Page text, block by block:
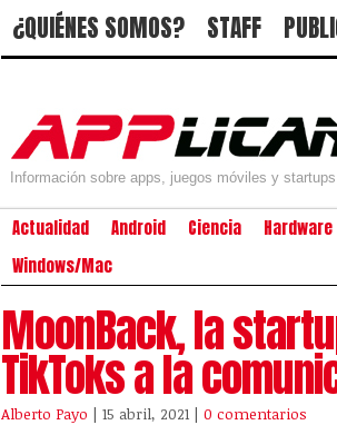
¿QUIÉNES SOMOS? STAFF
Información sobre apps, juegos móviles y startups
Actualidad Android Ciencia Hardware
Windows/Mac
MoonBack, la
TikToks a la
Alberto Payo | 15 abril, 2021 | 0 comentarios